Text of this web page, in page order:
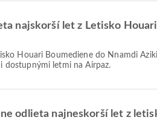
najskorší let z Letisko
dostupnými letmi na Airpaz.
odlieta najneskorší let z